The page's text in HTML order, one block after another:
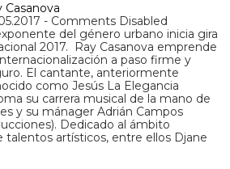
Casanova
- Comments Disabled
del género urbano inicia gira
2017. Ray Casanova emprende
a paso firme y
El cantante, anteriormente
como Jesús La Elegancia
su carrera musical de la mano de
y su mánager Adrián Campos
Dedicado al ámbito
talentos artísticos, entre ellos Djane